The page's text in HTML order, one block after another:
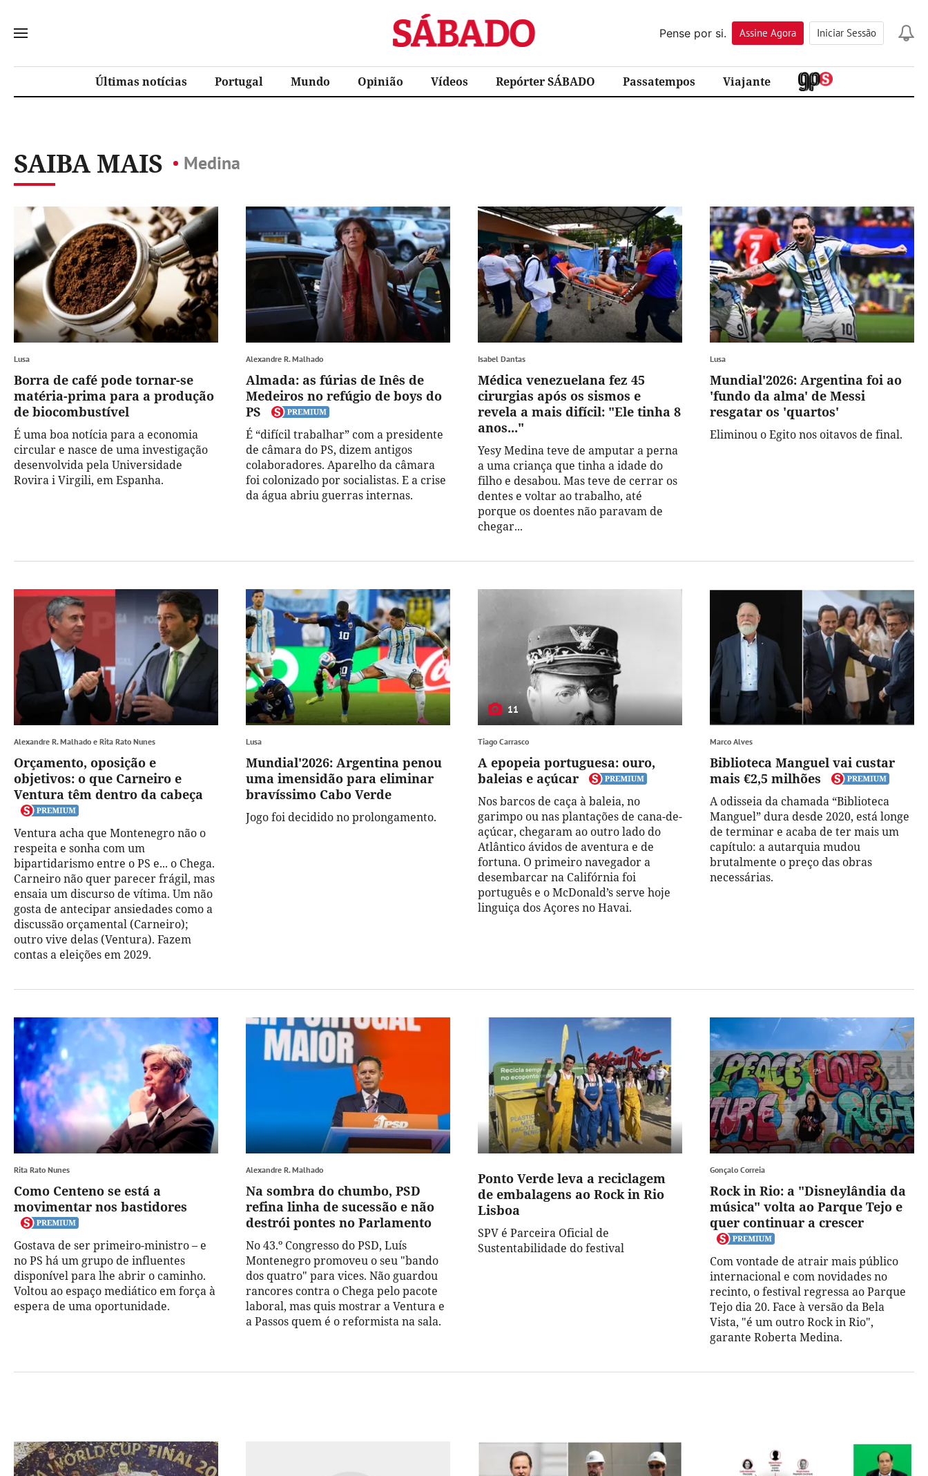
Sábado
Pense por si.
Assine Agora Iniciar Sessão
Últimas notícias Portugal Mundo Opinião Vídeos Repórter SÁBADO Passatempos Viajante
SAIBA MAIS Medina
Lusa
Borra de café pode tornar-se
matéria-prima para a produção
de biocombustível
É uma boa notícia para a economia
circular e nasce de uma investigação
desenvolvida pela Universidade
Rovira i Virgili, em Espanha.
Alexandre R. Malhado
Almada: as fúrias de Inês de
Medeiros no refúgio de boys do
PS
É “difícil trabalhar” com a presidente
de câmara do PS, dizem antigos
colaboradores. Aparelho da câmara
foi colonizado por socialistas. E a crise
da água abriu guerras internas.
Isabel Dantas
Médica venezuelana fez 45
cirurgias após os sismos e
revela a mais difícil: "Ele tinha 8
anos..."
Yesy Medina teve de amputar a perna
a uma criança que tinha a idade do
filho e desabou. Mas teve de cerrar os
dentes e voltar ao trabalho, até
porque os doentes não paravam de
chegar...
Lusa
Mundial'2026: Argentina foi ao
'fundo da alma' de Messi
resgatar os 'quartos'
Eliminou o Egito nos oitavos de final.
Alexandre R. Malhado e Rita Rato Nunes
Orçamento, oposição e
objetivos: o que Carneiro e
Ventura têm dentro da cabeça
Ventura acha que Montenegro não o
respeita e sonha com um
bipartidarismo entre o PS e... o Chega.
Carneiro não quer parecer frágil, mas
ensaia um discurso de vítima. Um não
gosta de antecipar ansiedades como a
discussão orçamental (Carneiro);
outro vive delas (Ventura). Fazem
contas a eleições em 2029.
Lusa
Mundial'2026: Argentina penou
uma imensidão para eliminar
bravíssimo Cabo Verde
Jogo foi decidido no prolongamento.
11
Tiago Carrasco
A epopeia portuguesa: ouro,
baleias e açúcar
Nos barcos de caça à baleia, no
garimpo ou nas plantações de cana-de-
açúcar, chegaram ao outro lado do
Atlântico ávidos de aventura e de
fortuna. O primeiro navegador a
desembarcar na Califórnia foi
português e o McDonald’s serve hoje
linguiça dos Açores no Havai.
Marco Alves
Biblioteca Manguel vai custar
mais €2,5 milhões
A odisseia da chamada “Biblioteca
Manguel” dura desde 2020, está longe
de terminar e acaba de ter mais um
capítulo: a autarquia mudou
brutalmente o preço das obras
necessárias.
Rita Rato Nunes
Como Centeno se está a
movimentar nos bastidores
Gostava de ser primeiro-ministro – e
no PS há um grupo de influentes
disponível para lhe abrir o caminho.
Voltou ao espaço mediático em força à
espera de uma oportunidade.
Alexandre R. Malhado
Na sombra do chumbo, PSD
refina linha de sucessão e não
destrói pontes no Parlamento
No 43.º Congresso do PSD, Luís
Montenegro promoveu o seu "bando
dos quatro" para vices. Não guardou
rancores contra o Chega pelo pacote
laboral, mas quis mostrar a Ventura e
a Passos quem é o reformista na sala.
Ponto Verde leva a reciclagem
de embalagens ao Rock in Rio
Lisboa
SPV é Parceira Oficial de
Sustentabilidade do festival
Gonçalo Correia
Rock in Rio: a "Disneylândia da
música" volta ao Parque Tejo e
quer continuar a crescer
Com vontade de atrair mais público
internacional e com novidades no
recinto, o festival regressa ao Parque
Tejo dia 20. Face à versão da Bela
Vista, "é um outro Rock in Rio",
garante Roberta Medina.